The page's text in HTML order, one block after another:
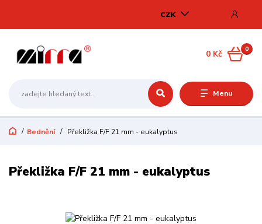
Menu
CZK
0
0 Kč
Bednění Překližka F/F 21 mm - eukalyptus
Překližka F/F 21 mm - eukalyptus